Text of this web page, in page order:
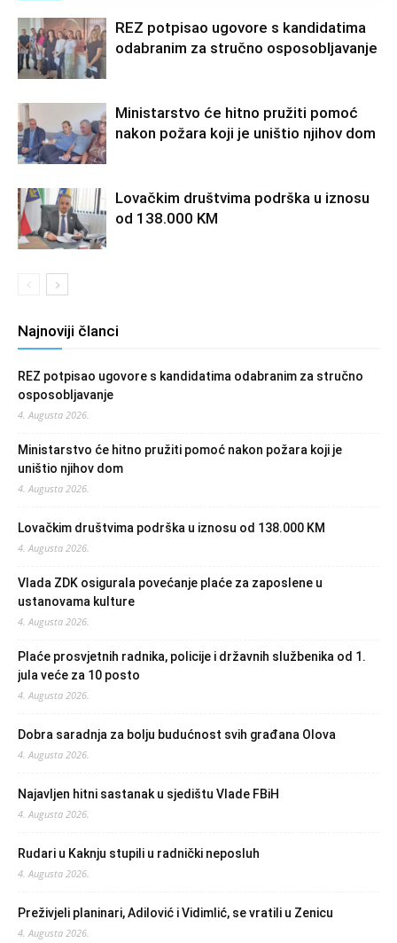
REZ potpisao ugovore s kandidatima
odabranim za stručno osposobljavanje
Ministarstvo će hitno pružiti pomoć
nakon požara koji je uništio njihov dom
Lovačkim društvima podrška u iznosu
od 138.000 KM
Najnoviji članci
REZ potpisao ugovore s kandidatima odabranim za stručno
osposobljavanje
4. Augusta 2026.
Ministarstvo će hitno pružiti pomoć nakon požara koji je
uništio njihov dom
4. Augusta 2026.
Lovačkim društvima podrška u iznosu od 138.000 KM
4. Augusta 2026.
Vlada ZDK osigurala povećanje plaće za zaposlene u
ustanovama kulture
4. Augusta 2026.
Plaće prosvjetnih radnika, policije i državnih službenika od 1.
jula veće za 10 posto
4. Augusta 2026.
Dobra saradnja za bolju budućnost svih građana Olova
4. Augusta 2026.
Najavljen hitni sastanak u sjedištu Vlade FBiH
4. Augusta 2026.
Rudari u Kaknju stupili u radnički neposluh
4. Augusta 2026.
Preživjeli planinari, Adilović i Vidimlić, se vratili u Zenicu
4. Augusta 2026.